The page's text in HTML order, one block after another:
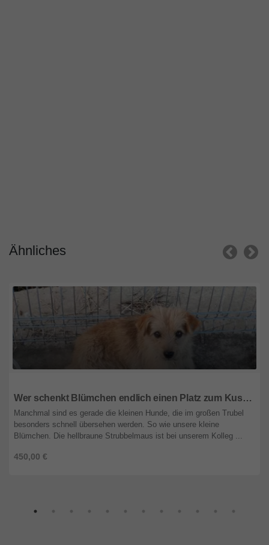
Ähnliches
Wer schenkt Blümchen endlich einen Platz zum Kuscheln?
450,00 €
Manchmal sind es gerade die kleinen Hunde, die im großen Trubel
besonders schnell übersehen werden. So wie unsere kleine
Blümchen. Die hellbraune Strubbelmaus ist bei unserem Kolleg ...